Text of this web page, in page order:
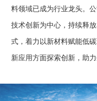
料领域已成为行业龙头。
技术创新为中心，持续释
式，着力以新材料赋能低
新应用方面探索创新，助